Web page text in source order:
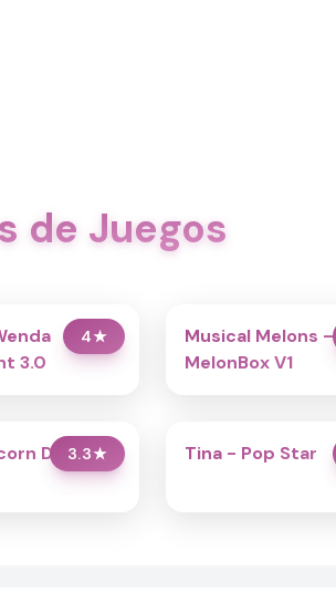
de Juegos
4★
3.0
Musical Melons –
MelonBox V1
3.3★
Dress Up Tina - Pop Star